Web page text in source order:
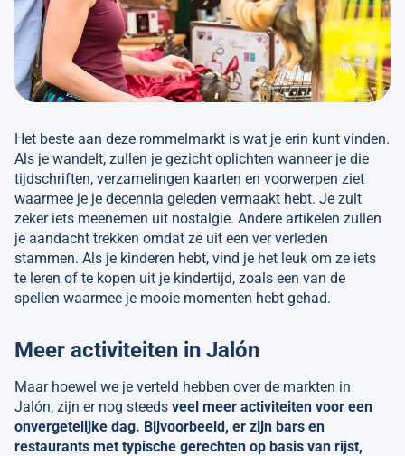
Het beste aan deze rommelmarkt is wat je erin kunt vinden.
Als je wandelt, zullen je gezicht oplichten wanneer je die
tijdschriften, verzamelingen kaarten en voorwerpen ziet
waarmee je je decennia geleden vermaakt hebt. Je zult
zeker iets meenemen uit nostalgie. Andere artikelen zullen
je aandacht trekken omdat ze uit een ver verleden
stammen. Als je kinderen hebt, vind je het leuk om ze iets
te leren of te kopen uit je kindertijd, zoals een van de
spellen waarmee je mooie momenten hebt gehad.
Meer activiteiten in Jalón
Maar hoewel we je verteld hebben over de markten in
Jalón, zijn er nog steeds veel meer activiteiten voor een
onvergetelijke dag. Bijvoorbeeld, er zijn bars en
restaurants met typische gerechten op basis van rijst,